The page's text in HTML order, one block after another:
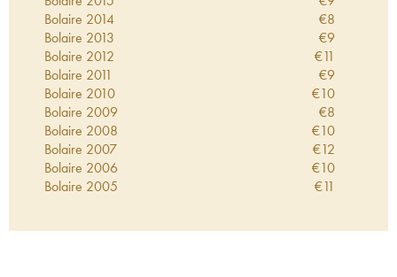
Bolaire 2014 €8
Bolaire 2013 €9
Bolaire 2012 €11
Bolaire 2011 €9
Bolaire 2010 €10
Bolaire 2009 €8
Bolaire 2008 €10
Bolaire 2007 €12
Bolaire 2006 €10
Bolaire 2005 €11